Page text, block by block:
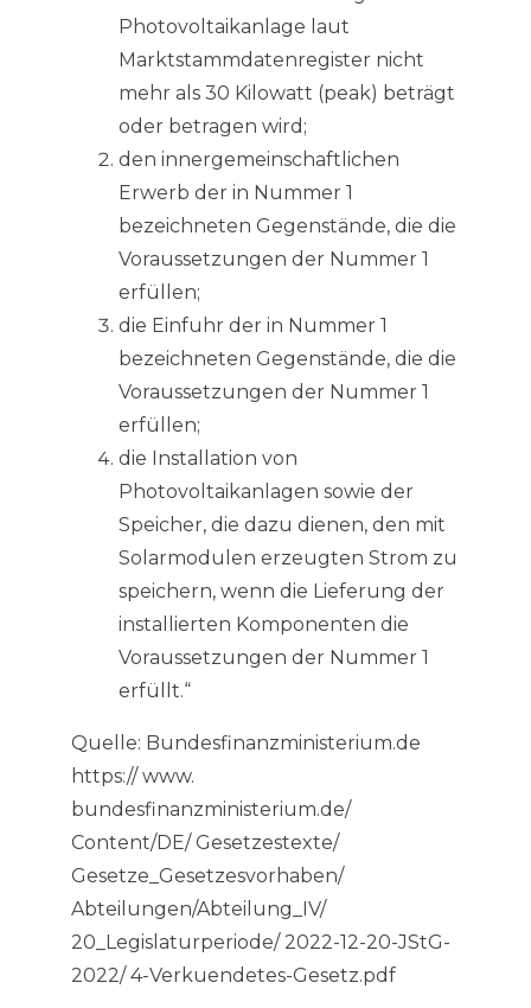
Photovoltaikanlage laut
Marktstammdatenregister nicht
mehr als 30 Kilowatt (peak) beträgt
oder betragen wird;
den innergemeinschaftlichen
Erwerb der in Nummer 1
bezeichneten Gegenstände, die die
Voraussetzungen der Nummer 1
erfüllen;
die Einfuhr der in Nummer 1
bezeichneten Gegenstände, die die
Voraussetzungen der Nummer 1
erfüllen;
die Installation von
Photovoltaikanlagen sowie der
Speicher, die dazu dienen, den mit
Solarmodulen erzeugten Strom zu
speichern, wenn die Lieferung der
installierten Komponenten die
Voraussetzungen der Nummer 1
erfüllt.“
Quelle: Bundesfinanzministerium.de
https:// www.
bundesfinanzministerium.de/
Content/DE/ Gesetzestexte/
Gesetze_Gesetzesvorhaben/
Abteilungen/Abteilung_IV/
20_Legislaturperiode/ 2022-12-20-JStG-
2022/ 4-Verkuendetes-Gesetz.pdf